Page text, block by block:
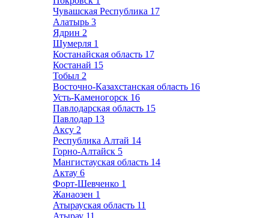
Чувашская Республика 17
Алатырь 3
Ядрин 2
Шумерля 1
Костанайская область 17
Костанай 15
Тобыл 2
Восточно-Казахстанская область 16
Усть-Каменогорск 16
Павлодарская область 15
Павлодар 13
Аксу 2
Республика Алтай 14
Горно-Алтайск 5
Мангистауская область 14
Актау 6
Форт-Шевченко 1
Жанаозен 1
Атырауская область 11
Атырау 11